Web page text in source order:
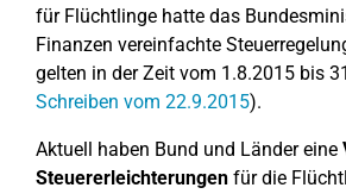
für Flüchtlinge hatte das
Finanzen vereinfachte
gelten in der Zeit vom 1.8.2015 bis
Schreiben vom 22.9.2015).
Aktuell haben Bund und Länder eine
Steuererleichterungen für die